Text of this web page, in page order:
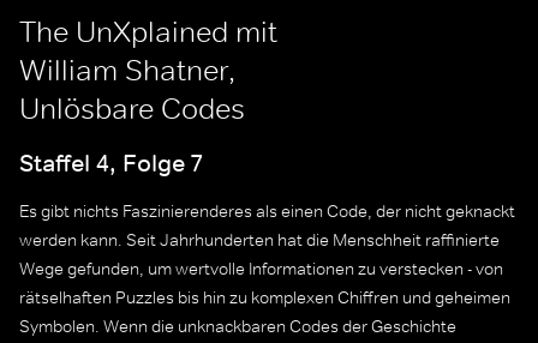
The UnXplained mit
William Shatner,
Unlösbare Codes
Staffel 4, Folge 7
Es gibt nichts Faszinierenderes als einen Code, der nicht geknackt
werden kann. Seit Jahrhunderten hat die Menschheit raffinierte
Wege gefunden, um wertvolle Informationen zu verstecken - von
rätselhaften Puzzles bis hin zu komplexen Chiffren und geheimen
Symbolen. Wenn die unknackbaren Codes der Geschichte